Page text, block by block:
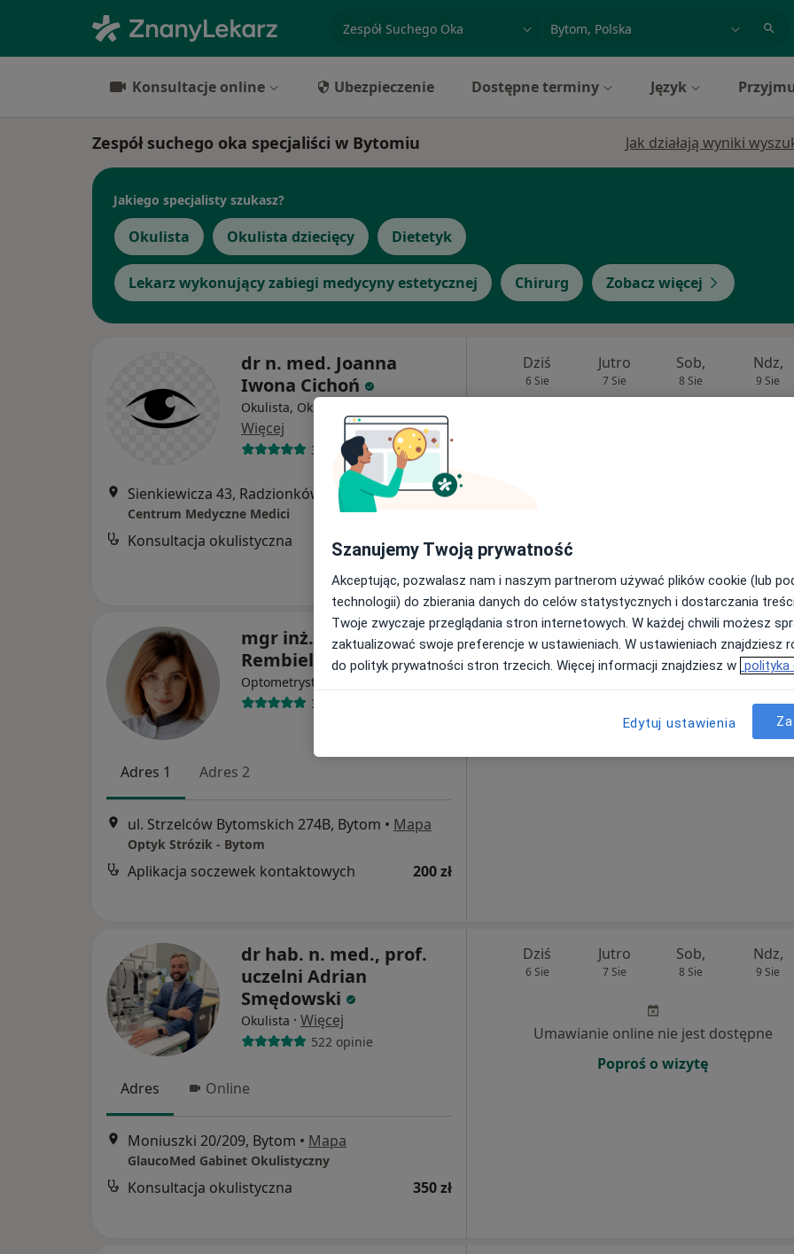
specjalizacja, badanie lub nazwisko
Konsultacje online Ubezpieczenie Dostępne terminy Język
Zespół suchego oka specjaliści w Bytomiu Jak działają wyniki
Jakiego specjalisty szukasz?
Okulista Okulista dziecięcy Dietetyk
Lekarz wykonujący zabiegi medycyny estetycznej Chirurg Zobacz więcej
dr n. med. Joanna
Iwona Cichoń
Okulista, Okulista dziecięcy
Więcej
36 opinii
Sienkiewicza 43, Radzionków Mapa
Centrum Medyczne Medici
Konsultacja okulistyczna 250 zł
Dziś
6 Sie
Jutro
7 Sie
Sob,
8 Sie
Ndz,
9 Sie
mgr inż. Joanna
Rembielak
Optometrysta
33 opinie
Adres 1 Adres 2
ul. Strzelców Bytomskich 274B, Bytom • Mapa
Optyk Strózik - Bytom
Aplikacja soczewek kontaktowych 200 zł
Dziś Jutro Sob, Ndz,
9 Sie
Umawianie online nie jest dostępne
dr hab. n. med., prof.
uczelni Adrian
Smędowski
Okulista · Więcej
522 opinie
Adres Online
Moniuszki 20/209, Bytom • Mapa
GlaucoMed Gabinet Okulistyczny
Konsultacja okulistyczna 350 zł
Dziś
6 Sie
Jutro
7 Sie
Sob,
8 Sie
Ndz,
9 Sie
Umawianie online nie jest dostępne
Poproś o wizytę
Szanujemy Twoją prywatność
Akceptując, pozwalasz nam i naszym partnerom używać plików cookie (lub
technologii) do zbierania danych do celów statystycznych i dostarczania
Twoje zwyczaje przeglądania stron internetowych. W każdej chwili możesz
zaktualizować swoje preferencje w ustawieniach. W ustawieniach znajdziesz
do polityk prywatności stron trzecich. Więcej informacji znajdziesz w polityka
Edytuj ustawienia